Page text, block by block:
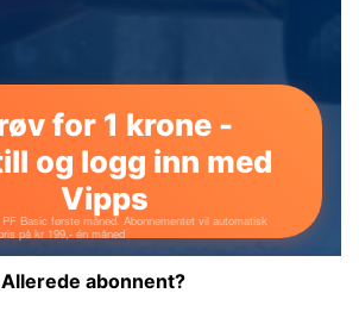
Allerede abonnent?